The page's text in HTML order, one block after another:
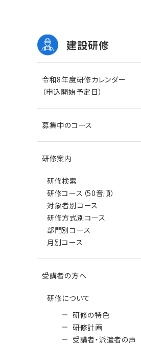
建設研修
令和8年度研修カレンダー
（申込開始予定日）
募集中のコース
研修案内
研修検索
研修コース（50音順）
対象者別コース
研修方式別コース
部門別コース
月別コース
受講者の方へ
研修について
研修の特色
研修計画
受講者・派遣者の声